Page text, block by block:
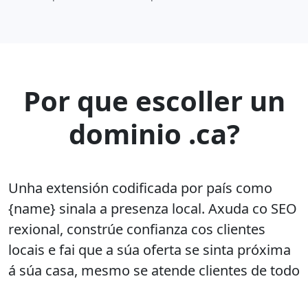
Por que escoller un
dominio .ca?
Unha extensión codificada por país como
{name} sinala a presenza local. Axuda co SEO
rexional, constrúe confianza cos clientes
locais e fai que a súa oferta se sinta próxima
á súa casa, mesmo se atende clientes de todo